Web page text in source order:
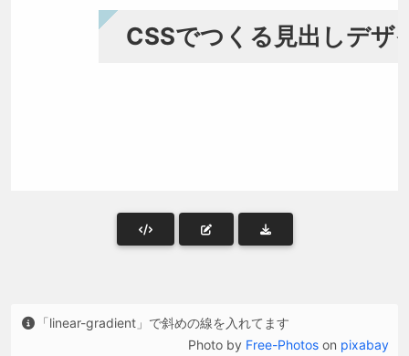
「linear-gradient」で斜めの線を入れてます
Photo by Free-Photos on pixabay